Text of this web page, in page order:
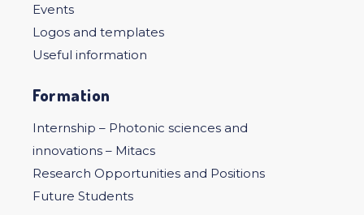
Events
Logos and templates
Useful information
Formation
Internship – Photonic sciences and
innovations – Mitacs
Research Opportunities and Positions
Future Students